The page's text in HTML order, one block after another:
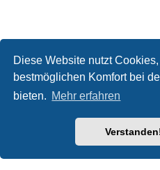
Diese Website nutzt
bestmöglichen Komfort bei
bieten. Mehr erfahren